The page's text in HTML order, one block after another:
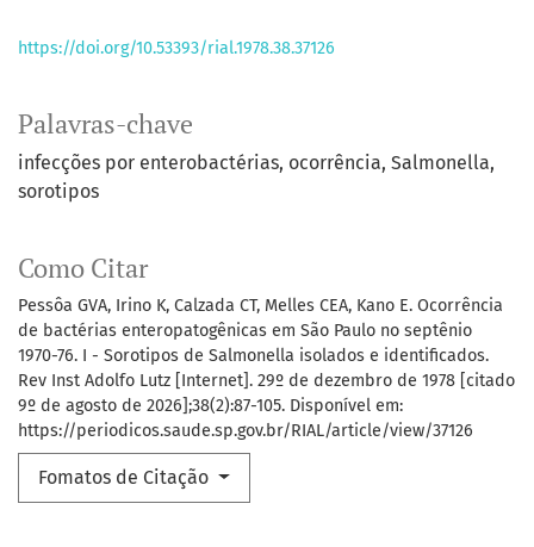
Palavras-chave
infecções por enterobactérias, ocorrência Salmonella,
sorotipos
Como Citar
Pessôa GVA, Irino K, Calzada CT, Melles CEA, Kano E. Ocorrência
de bactérias enteropatogênicas em São Paulo no septênio
1970-76. I - Sorotipos de Salmonella isolados e identificados.
Rev Inst Adolfo Lutz [Internet]. 29º de dezembro de 1978 [citado
9º de agosto de 2026];38(2):87-105. Disponível em:
https://periodicos.saude.sp.gov.br/RIAL/article/view/37126
Fomatos de Citação
https://doi.org/10.53393/rial.1978.38.37126